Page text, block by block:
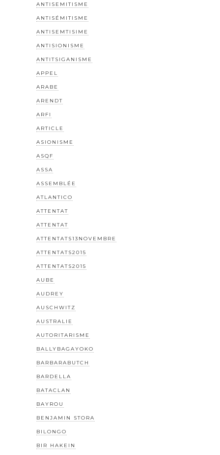
ANTISEMITISME
ANTISÉMITISME
ANTISEMTISIME
ANTISIONISME
ANTITSIGANISME
APPEL
ARABE
ARENDT
ARFI
ARTICLE
ASIONISME
ASQF
ASSA
ASSEMBLÉE
ATLANTICO
ATTENTAT
ATTENTAT
ATTENTATS13NOVEMBRE
ATTENTATS2015
ATTENTATS2015
AUBE
AUDREY
AUSCHWITZ
AUSTRALIE
AUTORITARISME
BALLYBAGAYOKO
BARBARABUTCH
BARDELLA
BATACLAN
BAYROU
BENJAMIN STORA
BILONGO
BIR HAKEIN